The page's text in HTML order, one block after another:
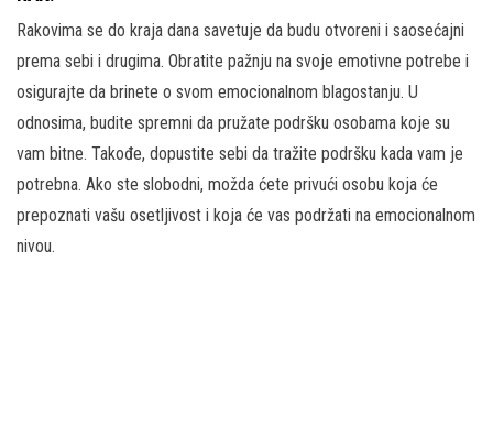
Rakovima se do kraja dana savetuje da budu otvoreni i saosećajni
prema sebi i drugima. Obratite pažnju na svoje emotivne potrebe i
osigurajte da brinete o svom emocionalnom blagostanju. U
odnosima, budite spremni da pružate podršku osobama koje su
vam bitne. Takođe, dopustite sebi da tražite podršku kada vam je
potrebna. Ako ste slobodni, možda ćete privući osobu koja će
prepoznati vašu osetljivost i koja će vas podržati na emocionalnom
nivou.